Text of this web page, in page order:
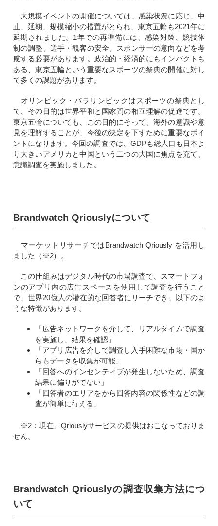
大規模イベントの開催については、感染状況に応じ、中
止、延期、規模縮小の措置がとられ、東京五輪も2021年に
延期されました。1年での再準備には、感染対策、競技体
制の調整、選手・観客の安全、スポンサーの意向などを考
慮する必要があります。政治的・経済的にもインパクトも
ある、東京五輪という重要なスポーツの祭典の開催に対し
て多くの課題があります。
オリンピック・パラリンピックはスポーツの祭典とし
て、その目的は世界平和と国家間の相互理解の促進です。
東京五輪についても、この目的にそって、海外の意識や意
見を理解することが、今後の決定を下すために重要なポイ
ントになります。今回の調査では、 GDPも総人口も日本よ
り大きいアメリカと中国という二つの大国に焦点を充て、
意識調査を実施しました。
Brandwatch Qriouslyについて
マーケットリサーチではBrandwatch Qriously を活用し
ました
（※2） 。
この仕組みはデジタル時代の市場調査で、スマートフォ
ンのアプリ内の広告スペースを使用して調査を行うこと
で、世界20億人の潜在的な回答者にリーチでき、以下のよ
うな特徴があります。
「広告ネットワークを介して、リアルタイムで調査
を実施し、結果を確認」
「アプリ広告を介して調査し入手困難な市場・国か
らもデータを収集が可能」
「回答へのインセンティブが発生しないため、調査
結果に偏りがでない」
「回答者のエリアをから回答内容の関係性などの調
査が簡単に行える」
※2：現在、Qriouslyサービスの提供はおこなっておりま
せん。
Brandwatch Qriouslyの調査収集方法につ
いて